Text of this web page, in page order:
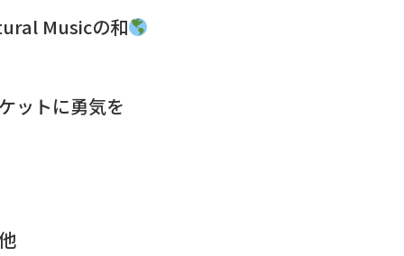
Musicの和
ットに勇気を